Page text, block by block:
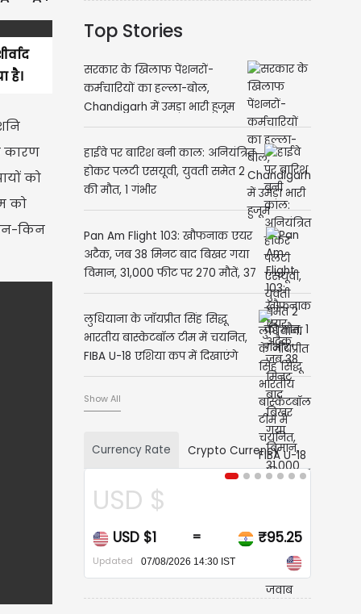
है।
कारण
को
को
किन
Top Stories
सरकार के खिलाफ पेंशनरों-
कर्मचारियों का हल्ला-बोल,
Chandigarh में उमड़ा भारी हुजूम
हाईवे पर बारिश बनी काल: अनियंत्रित
होकर पलटी एसयूवी, युवती समेत 2
की मौत, 1 गंभीर
Pan Am Flight 103: खौफनाक एयर
अटैक, जब 38 मिनट बाद बिखर गया
विमान, 31,000 फीट पर 270 मौतें, 37
साल बाद भी नहीं मिले सभी जवाब
लुधियाना के जॉयप्रीत सिंह सिद्धू
भारतीय बास्केटबॉल टीम में चयनित,
FIBA U-18 एशिया कप में दिखाएंगे
दम
Show All
Currency Rate Crypto Currency
CAD $
CAD $1 = ₹67.93
Updated 07/08/2026 14:30 IST